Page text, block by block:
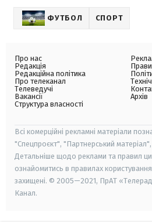
ФУТБОЛ СПОРТ
Про нас
Редакція
Редакційна політика
Про телеканал
Телеведучі
Вакансії
Структура власності
Архів
Всі комерційні рекламні матеріали
"Спецпроєкт", "Партнерський
Детальніше щодо реклами та правил
ознайомитись в правилах
захищені. © 2005—2021, ПрАТ
Канал.